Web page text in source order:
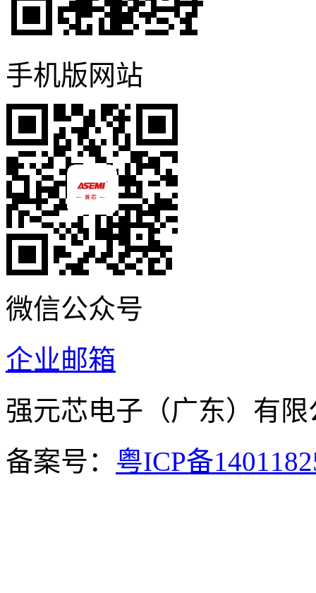
手机版网站
微信公众号
企业邮箱
强元芯电子（广东）
备案号： 粤ICP备